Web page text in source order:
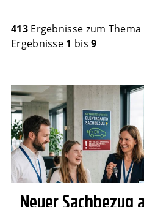
413Ergebnisse zum Thema
Ergebnisse 1 bis9
Neuer Sachbezug